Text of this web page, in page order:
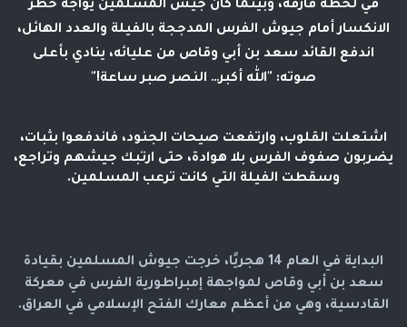
في لحظة فارقة، وبينما كان جيش المسلمين يواجه خطر
الانكسار أمام جيوش الفرس المدججة بالفيلة والعدد الهائل،
اندفع القائد سعد بن أبي وقاص من عليائه، ينادي بأعلى
صوته: "الله أكبر… النصر صبر ساعة!"
اشتعلت القلوب، وارتفعت صيحات الجنود، فاندفعوا بثبات،
يضربون صفوف الفرس بلا هوادة، حتى ارتبك جيشهم وتراجع،
وسقطت الفيلة التي كانت ترعب المسلمين.
البداية في العام 14 هجريًا، خرجت جيوش المسلمين بقيادة
سعد بن أبي وقاص لمواجهة إمبراطورية الفرس في معركة
القادسية، وهي من أعظم معارك الفتح الإسلامي في العراق.